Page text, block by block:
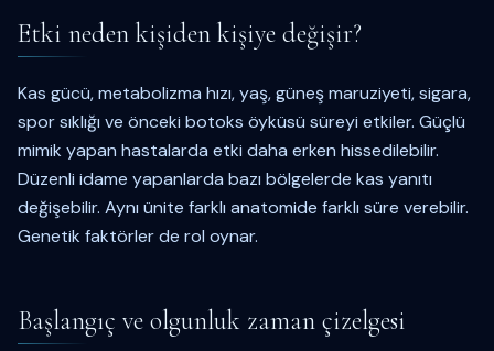
Etki neden kişiden kişiye değişir?
Kas gücü, metabolizma hızı, yaş, güneş maruziyeti, sigara,
spor sıklığı ve önceki botoks öyküsü süreyi etkiler. Güçlü
mimik yapan hastalarda etki daha erken hissedilebilir.
Düzenli idame yapanlarda bazı bölgelerde kas yanıtı
değişebilir. Aynı ünite farklı anatomide farklı süre verebilir.
Genetik faktörler de rol oynar.
Başlangıç ve olgunluk zaman çizelgesi